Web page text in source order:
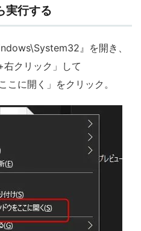
実行する
』を開き、
クリック」して
こに開く」をクリック。